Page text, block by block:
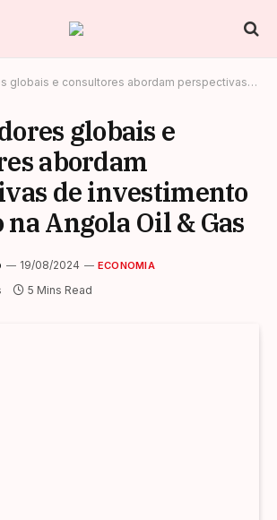
consultores abordam perspectivas de investimento angolano na Angola Oil & Gas
globais e
abordam
de investimento
Angola Oil & Gas
19/08/2024 ECONOMIA
5 Mins Read